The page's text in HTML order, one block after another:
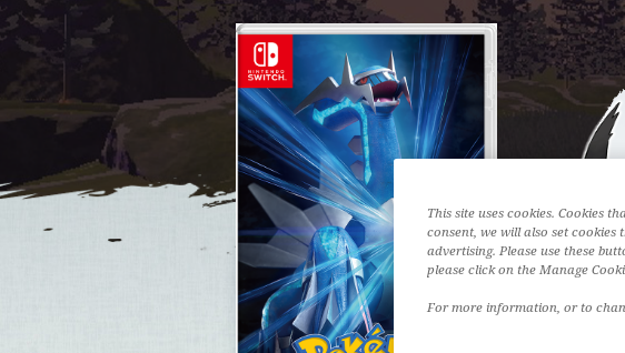
This site uses cookies. Cookies
consent, we will also set
advertising. Please use these
please click on the Manage
For more information, or to